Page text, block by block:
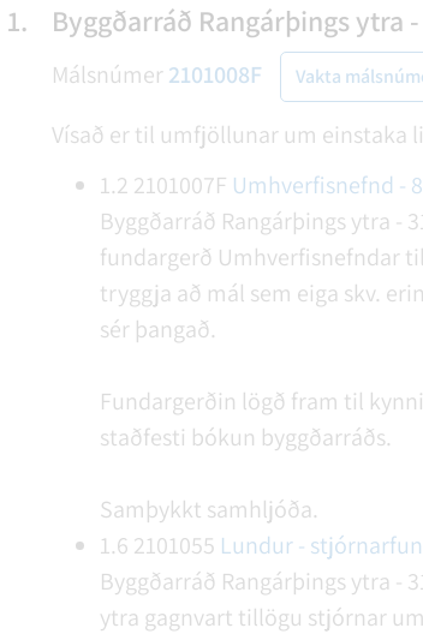
1. Byggðarráð Rangárþings ytra -
Málsnúmer2101008F Vakta
Vísað er til umfjöllunar um einstaka
1.2 2101007F Umhverfisnefnd - 8
Byggðarráð Rangárþings ytra -
fundargerð Umhverfisnefndar
tryggja að mál sem eiga skv.
sér þangað.
Fundargerðin lögð fram til
staðfesti bókun byggðarráðs.
Samþykkt samhljóða.
1.6 2101055 Lundur -
Byggðarráð Rangárþings ytra -
ytra gagnvart tillögu stjórnar